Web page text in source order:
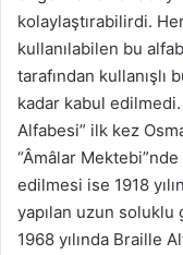
kolaylaştırabilirdi.
kullanılabilen bu
tarafından kullanışlı
kadar kabul
Alfabesi” ilk kez
“Âmâlar Mektebi”nde
edilmesi ise 1918
yapılan uzun
1968 yılında Braille